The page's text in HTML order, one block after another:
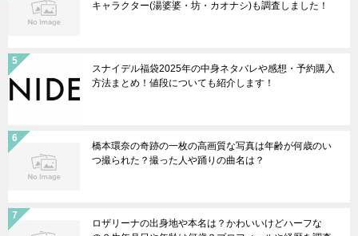
キャラクター(湯婆婆・坊・カオナシ)も調査しました！
スナイデル福袋2025年の中身ネタバレや感想・予約購入
方法まとめ！値段についても紹介します！
橋本環奈の奇跡の一枚の高画質な写真は年齢が何歳のい
つ撮られた？撮った人や踊りの曲名は？
ロザリーナの出身地や本名は？かわいいけどハーフな